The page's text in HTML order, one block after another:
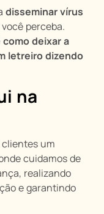
disseminar vírus
perceba.
deixar a
letreiro dizendo
na
clientes um
cuidamos de
realizando
e garantindo